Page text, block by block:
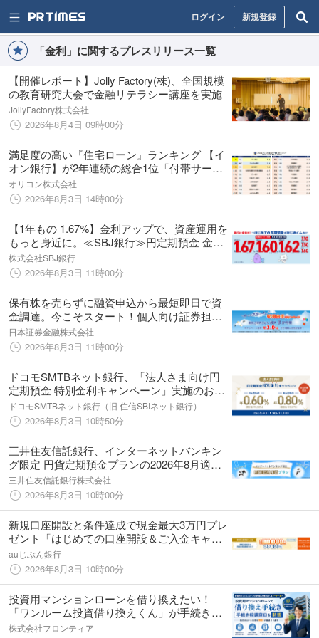
ログイン 新規登録
「金利」に関するプレスリリース一覧
【開催レポート】Jolly Factory(株)、全国規模
の教育研究大会で金融リテラシー講座を実施
JollyFactory株式会社
2026年8月4日 09時00分
満足度の高い『住宅ローン』ランキング 【イ
オン銀行】が2年連続の総合1位「付帯サービ
ス」でとくに高評価 北陸銀行が急上昇で地銀
トップに
オリコン株式会社
2026年8月3日 14時00分
【1年もの 1.67%】金利アップで、資産運用を
もっと身近に。≪SBJ銀行≫円定期預金 金利
引き上げを実施！
株式会社SBJ銀行
2026年8月3日 11時00分
保有株を売らずに融資申込から最短即日で資
金調達。今こそスタート！個人向け証券担保
ローン「コムストックローン」、最大3か月
間、基準金利より▲2.0%の特別金利で利用で
きる、新規契約キャンペーンを開始。
日本証券金融株式会社
2026年8月3日 11時00分
ドコモSMTBネット銀行、「法人さま向け円
定期預金 特別金利キャンペーン」実施のお知
らせ
ドコモSMTBネット銀行（旧 住信SBIネット銀行）
2026年8月3日 10時50分
三井住友信託銀行、インターネットバンキン
グ限定 円貨定期預金プランの2026年8月適用
金利をお知らせ
三井住友信託銀行株式会社
2026年8月3日 10時00分
新規口座開設と条件達成で現金最大3万円プレ
ゼント「はじめての口座開設＆ご入金キャン
ペーン」開始
auじぶん銀行
2026年8月3日 10時00分
投資用マンションローンを借り換えたい！
「ワンルーム投資借り換えくん」が手続き相
談窓口を開設
株式会社フロンティア